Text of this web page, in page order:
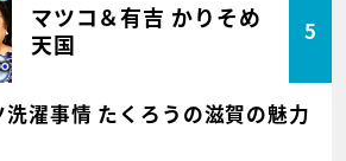
マツコ＆有吉 かりそめ
天国
5
濯事情 たくろうの滋賀の魅力